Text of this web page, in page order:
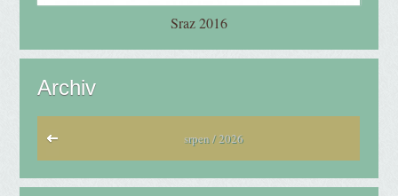
Sraz 2016
Archiv
srpen / 2026